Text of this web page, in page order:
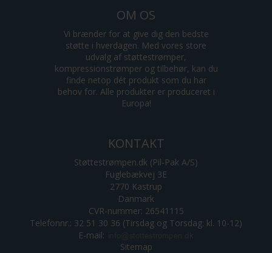
OM OS
Vi brænder for at give dig den bedste
støtte i hverdagen. Med vores store
udvalg af støttestrømper,
kompressionstrømper og tilbehør, kan du
finde netop dét produkt som du har
behov for. Alle produkter er produceret i
Europa!
KONTAKT
Støttestrømpen.dk (Pil-Pak A/S)
Fuglebækvej 3E
2770 Kastrup
Danmark
CVR-nummer: 26541115
Telefonnr.: 32 51 30 36 (Tirsdag og Torsdag: kl. 10-12)
E-mail:
Sitemap